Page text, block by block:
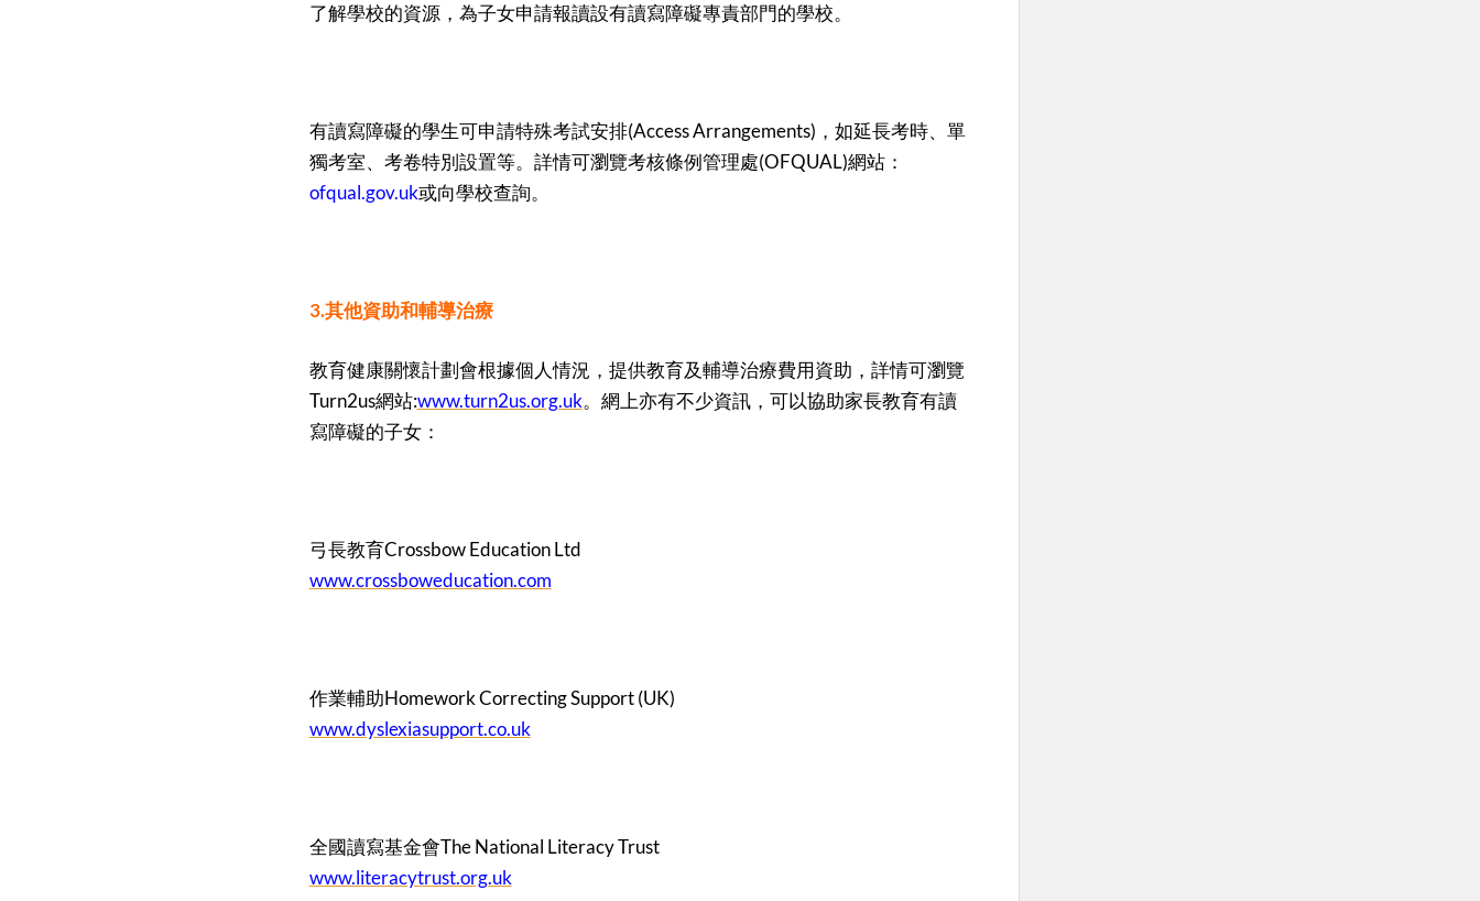
了解學校的資源，為子女申請報讀設有讀寫障礙專責部門的學校。
有讀寫障礙的學生可申請特殊考試安排(Access Arrangements)，如延長考時、單
獨考室、考卷特別設置等。詳情可瀏覽考核條例管理處(OFQUAL)網站：
ofqual.gov.uk或向學校查詢。
3.其他資助和輔導治療
教育健康關懷計劃會根據個人情況，提供教育及輔導治療費用資助，詳情可瀏覽
Turn2us網站:www.turn2us.org.uk。網上亦有不少資訊，可以協助家長教育有讀
寫障礙的子女：
弓長教育Crossbow Education Ltd
www.crossboweducation.com
作業輔助Homework Correcting Support (UK)
www.dyslexiasupport.co.uk
全國讀寫基金會The National Literacy Trust
www.literacytrust.org.uk